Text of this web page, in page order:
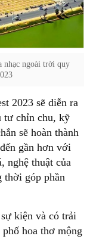
nhạc ngoài trời quy
2023 sẽ diễn ra
tư chỉn chu, kỹ
sẽ hoàn thành
gần hơn với
nghệ thuật của
thời góp phần
kiện và có trải
hoa thơ mộng